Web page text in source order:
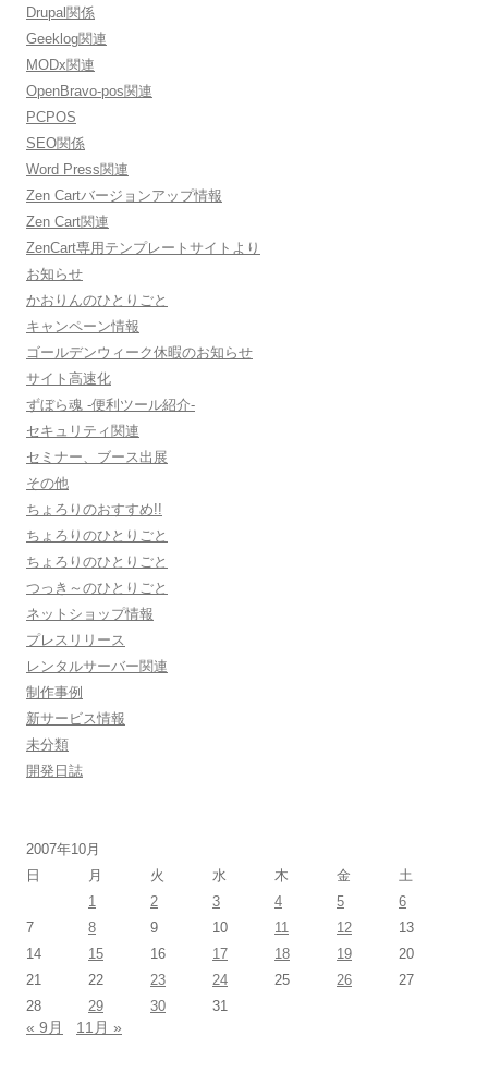
Drupal関係
Geeklog関連
MODx関連
OpenBravo-pos関連
PCPOS
SEO関係
Word Press関連
Zen Cartバージョンアップ情報
Zen Cart関連
ZenCart専用テンプレートサイトより
お知らせ
かおりんのひとりごと
キャンペーン情報
ゴールデンウィーク休暇のお知らせ
サイト高速化
ずぼら魂 -便利ツール紹介-
セキュリティ関連
セミナー、ブース出展
その他
ちょろりのおすすめ!!
ちょろりのひとりごと
ちょろりのひとりごと
つっき～のひとりごと
ネットショップ情報
プレスリリース
レンタルサーバー関連
制作事例
新サービス情報
未分類
開発日誌
2007年10月
日
月 火 水 木 金
土
1
2 3 4 5
6
7
8 9 10 11 12
13
14
15 16 17 18 19
20
21
22 23 24 25 26
27
28
29 30 31
« 9月 11月 »